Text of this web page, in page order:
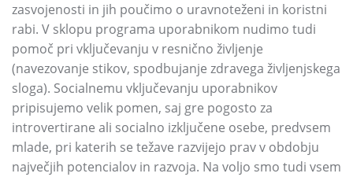
zasvojenosti in jih poučimo o uravnoteženi in koristni
rabi. V sklopu programa uporabnikom nudimo tudi
pomoč pri vključevanju v resnično življenje
(navezovanje stikov, spodbujanje zdravega življenjskega
sloga). Socialnemu vključevanju uporabnikov
pripisujemo velik pomen, saj gre pogosto za
introvertirane ali socialno izključene osebe, predvsem
mlade, pri katerih se težave razvijejo prav v obdobju
največjih potencialov in razvoja. Na voljo smo tudi vsem